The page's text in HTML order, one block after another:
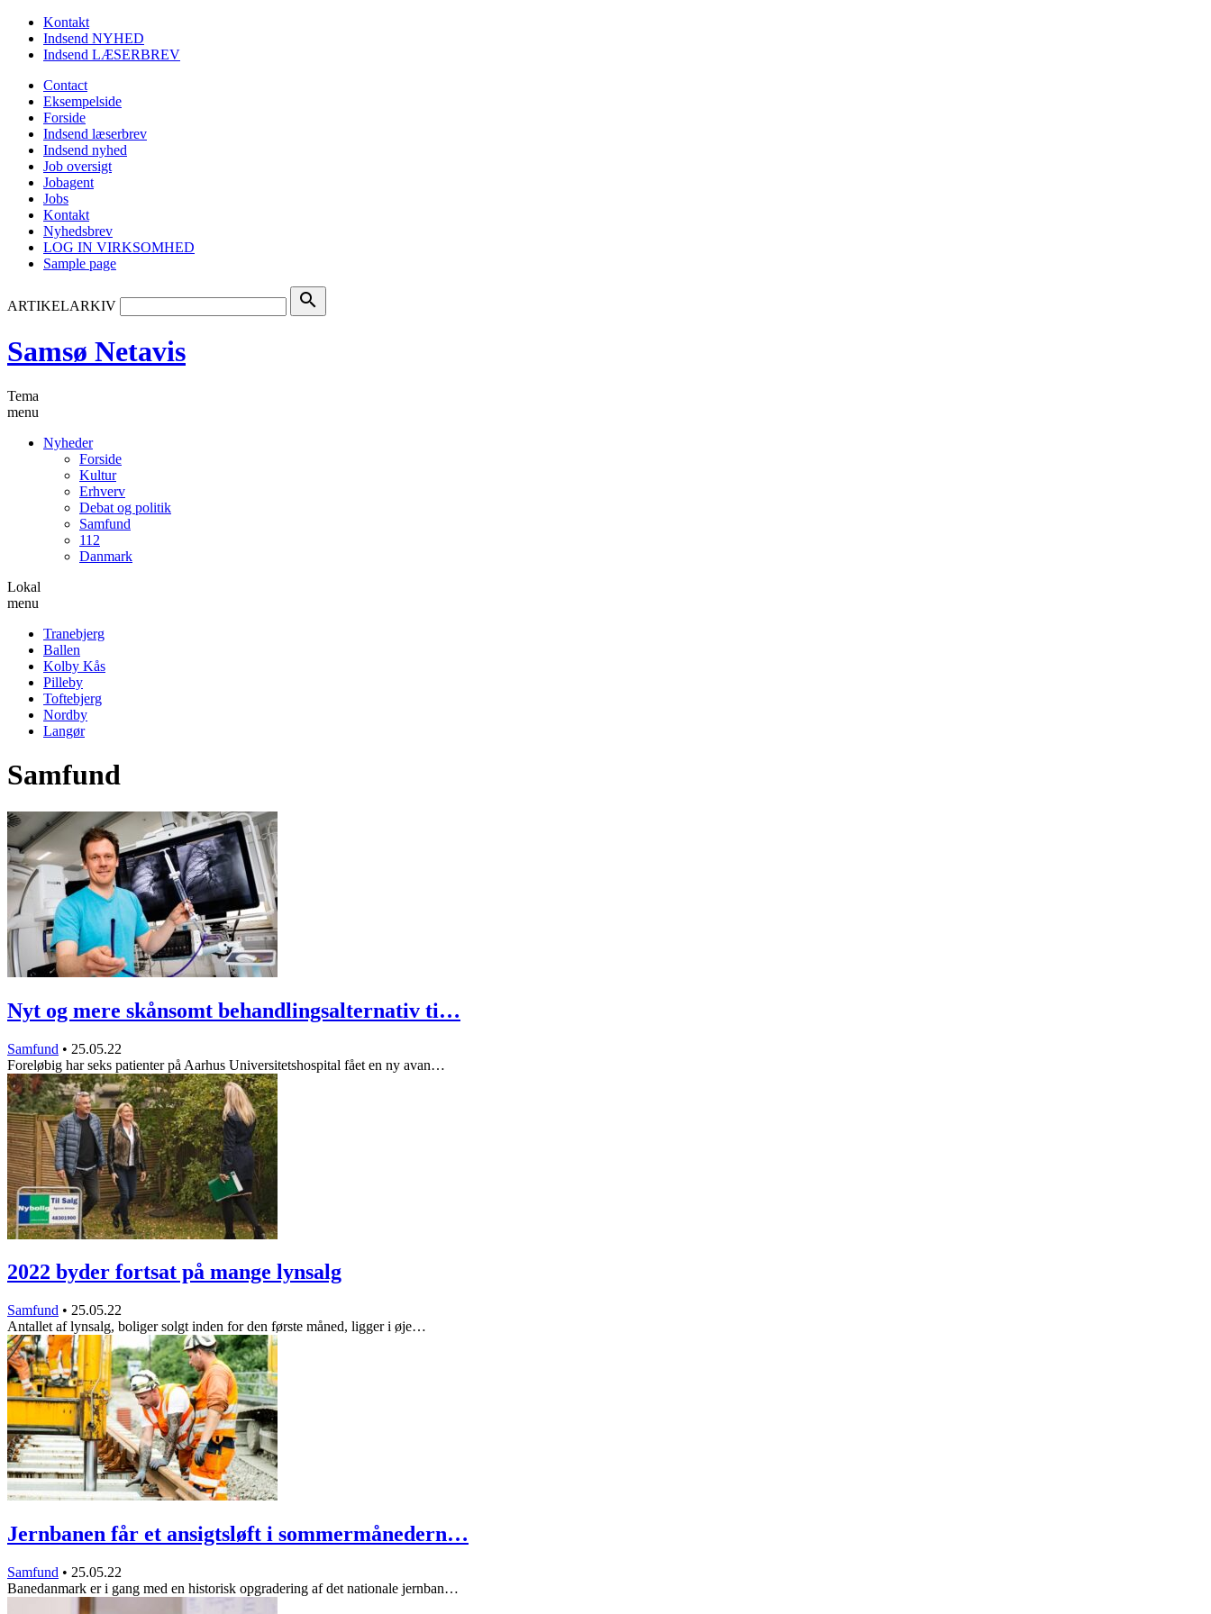
Kontakt
Indsend NYHED
Indsend LÆSERBREV
Contact
Eksempelside
Forside
Indsend læserbrev
Indsend nyhed
Job oversigt
Jobagent
Jobs
Kontakt
Nyhedsbrev
LOG IN VIRKSOMHED
Sample page
ARTIKELARKIV search
Samsø Netavis
Tema
menu
Nyheder
Forside
Kultur
Erhverv
Debat og politik
Samfund
112
Danmark
Lokal
menu
Tranebjerg
Ballen
Kolby Kås
Pilleby
Toftebjerg
Nordby
Langør
Samfund
Nyt og mere skånsomt behandlingsalternativ ti…
Samfund • 25.05.22
Foreløbig har seks patienter på Aarhus Universitetshospital fået en ny avan…
2022 byder fortsat på mange lynsalg
Samfund • 25.05.22
Antallet af lynsalg, boliger solgt inden for den første måned, ligger i øje…
Jernbanen får et ansigtsløft i sommermånedern…
Samfund • 25.05.22
Banedanmark er i gang med en historisk opgradering af det nationale jernban…